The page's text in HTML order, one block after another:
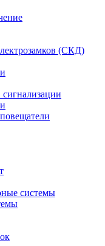
(СКД)
системы